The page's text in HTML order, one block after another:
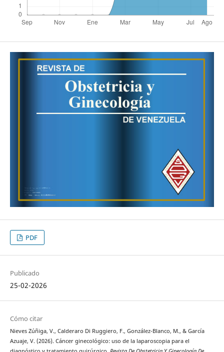
PDF
Publicado
25-02-2026
Cómo citar
Nieves Zúñiga, V., Calderaro Di Ruggiero, F., González-Blanco, M., & García
Azuaje, V. (2026). Cáncer ginecológico: uso de la laparoscopia para el